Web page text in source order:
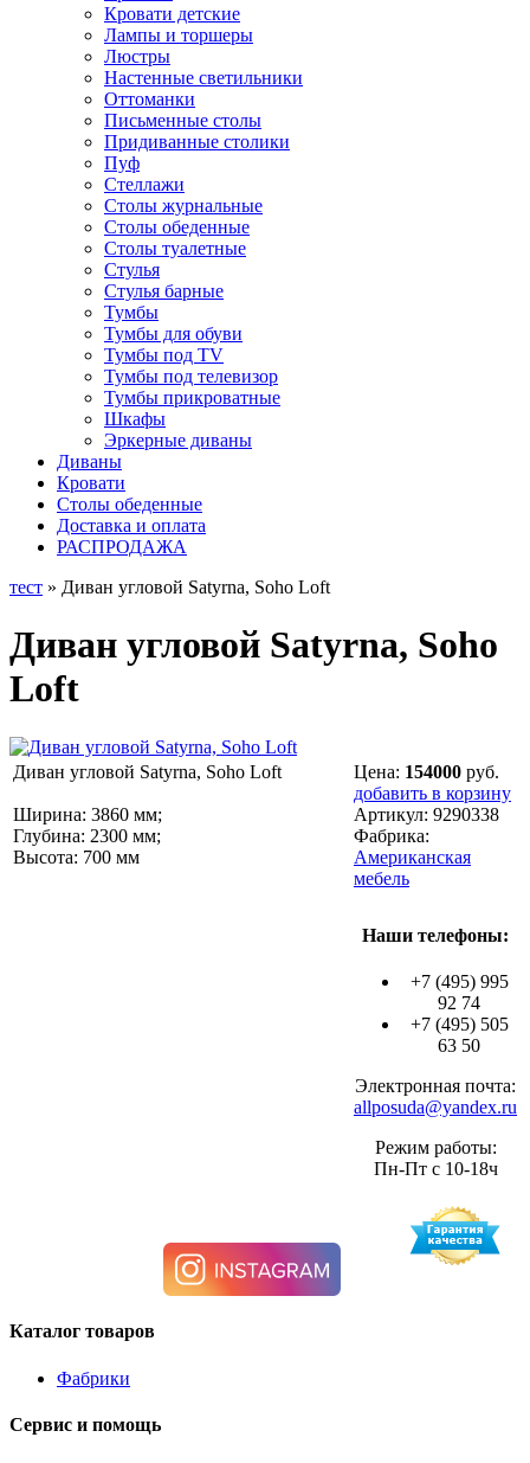
Кровати детские
Лампы и торшеры
Люстры
Настенные светильники
Оттоманки
Письменные столы
Придиванные столики
Пуф
Стеллажи
Столы журнальные
Столы обеденные
Столы туалетные
Стулья
Стулья барные
Тумбы
Тумбы для обуви
Тумбы под TV
Тумбы под телевизор
Тумбы прикроватные
Шкафы
Эркерные диваны
Диваны
Кровати
Столы обеденные
Доставка и оплата
РАСПРОДАЖА
тест » Диван угловой Satyrna, Soho Loft
Диван угловой Satyrna, Soho
Loft
Диван угловой Satyrna, Soho Loft
Ширина: 3860 мм;
Глубина: 2300 мм;
Высота: 700 мм
Цена: 154000 руб.
добавить в корзину
Артикул: 9290338
Фабрика:
Американская
мебель
Наши телефоны:
+7 (495) 995
92 74
+7 (495) 505
63 50
Электронная почта:
allposuda@yandex.ru
Режим работы:
Пн-Пт с 10-18ч
Каталог товаров
Фабрики
Сервис и помощь